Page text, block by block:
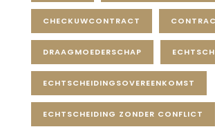
CHECKUWCONTRACT
DRAAGMOEDERSCHAP
ECHTSCHEIDINGSOVEREENKOMST
ECHTSCHEIDING ZONDER CONFLICT